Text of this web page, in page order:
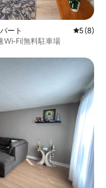
ート レビュー
5 (8)
Wi-Fi|無料駐車場